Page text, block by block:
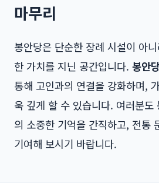
마무리
봉안당은 단순한 장례 시설이 아
한 가치를 지닌 공간입니다. 봉안
통해 고인과의 연결을 강화하며,
욱 깊게 할 수 있습니다. 여러분도
의 소중한 기억을 간직하고, 전통
기여해 보시기 바랍니다.